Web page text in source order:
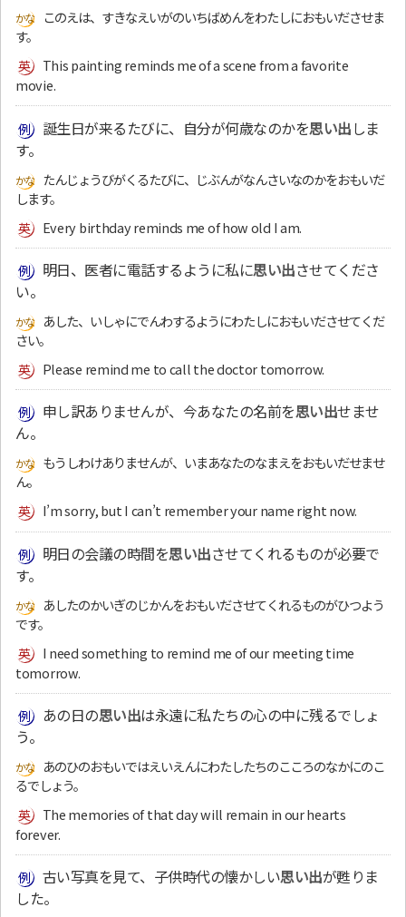
このえは、すきなえいがのいちばめんをわたしにおもいださせま
す。
This painting reminds me of a scene from a favorite
movie.
誕生日が来るたびに、自分が何歳なのかを思い出しま
す。
たんじょうびがくるたびに、じぶんがなんさいなのかをおもいだ
します。
Every birthday reminds me of how old I am.
明日、医者に電話するように私に思い出させてくださ
い。
あした、いしゃにでんわするようにわたしにおもいださせてくだ
さい。
Please remind me to call the doctor tomorrow.
申し訳ありませんが、今あなたの名前を思い出せませ
ん。
もうしわけありませんが、いまあなたのなまえをおもいだせませ
ん。
I’m sorry, but I can’t remember your name right now.
明日の会議の時間を思い出させてくれるものが必要で
す。
あしたのかいぎのじかんをおもいださせてくれるものがひつよう
です。
I need something to remind me of our meeting time
tomorrow.
あの日の思い出は永遠に私たちの心の中に残るでしょ
う。
あのひのおもいではえいえんにわたしたちのこころのなかにのこ
るでしょう。
The memories of that day will remain in our hearts
forever.
古い写真を見て、子供時代の懐かしい思い出が甦りま
した。